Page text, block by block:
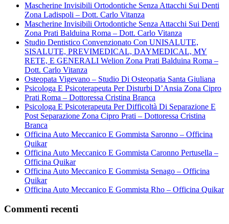
Mascherine Invisibili Ortodontiche Senza Attacchi Sui Denti
Zona Ladispoli – Dott. Carlo Vitanza
Mascherine Invisibili Ortodontiche Senza Attacchi Sui Denti
Zona Prati Balduina Roma – Dott. Carlo Vitanza
Studio Dentistico Convenzionato Con UNISALUTE,
SISALUTE, PREVIMEDICAL, DAYMEDICAL, MY
RETE, E GENERALI Welion Zona Prati Balduina Roma –
Dott. Carlo Vitanza
Osteopata Vigevano – Studio Di Osteopatia Santa Giuliana
Psicologa E Psicoterapeuta Per Disturbi D’Ansia Zona Cipro
Prati Roma – Dottoressa Cristina Branca
Psicologa E Psicoterapeuta Per Difficoltà Di Separazione E
Post Separazione Zona Cipro Prati – Dottoressa Cristina
Branca
Officina Auto Meccanico E Gommista Saronno – Officina
Quikar
Officina Auto Meccanico E Gommista Caronno Pertusella –
Officina Quikar
Officina Auto Meccanico E Gommista Senago – Officina
Quikar
Officina Auto Meccanico E Gommista Rho – Officina Quikar
Commenti recenti